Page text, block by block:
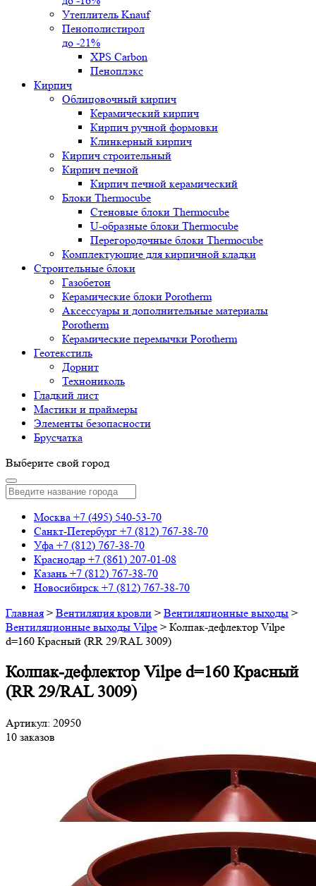
Утеплитель Knauf
Пенополистирол
до -21%
XPS Carbon
Пеноплэкс
Кирпич
Облицовочный кирпич
Керамический кирпич
Кирпич ручной формовки
Клинкерный кирпич
Кирпич строительный
Кирпич печной
Кирпич печной керамический
Блоки Thermocube
Стеновые блоки Thermocube
U-образные блоки Thermocube
Перегородочные блоки Thermocube
Комплектующие для кирпичной кладки
Строительные блоки
Газобетон
Керамические блоки Porotherm
Аксессуары и дополнительные материалы
Porotherm
Керамические перемычки Porotherm
Геотекстиль
Дорнит
Технониколь
Гладкий лист
Мастики и праймеры
Элементы безопасности
Брусчатка
Выберите свой город
Москва +7 (495) 540-53-70
Санкт-Петербург +7 (812) 767-38-70
Уфа +7 (812) 767-38-70
Краснодар +7 (861) 207-01-08
Казань +7 (812) 767-38-70
Новосибирск +7 (812) 767-38-70
Главная > Вентиляция кровли > Вентиляционные выходы >
Вентиляционные выходы Vilpe > Колпак-дефлектор Vilpe
d=160 Красный (RR 29/RAL 3009)
Колпак-дефлектор Vilpe d=160 Красный
(RR 29/RAL 3009)
Артикул: 20950
10 заказов